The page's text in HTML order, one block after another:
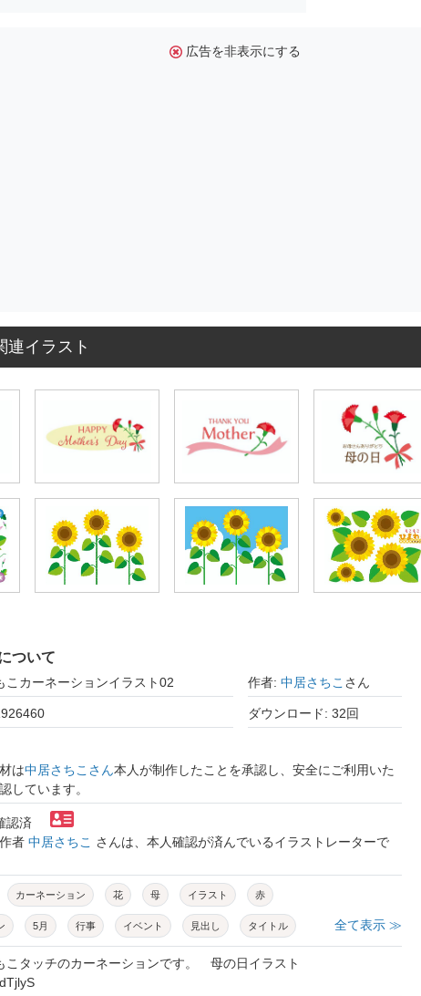
広告を非表示にする
連イラスト
ついて
こカーネーションイラスト02 作者: 中居さちこ さん
ダウンロード: 32回
は中居さちこさん本人が制作したことを承認し、安全にご利用いた
しています。
認済
者 中居さちこ さんは、本人確認が済んでいるイラストレーターで
カーネーション 花 母 イラスト 赤
5月 行事 イベント 見出し タイトル
かわいい ベクター ワンポイント アクセント
ギフトカード
全て表示 ≫
こタッチのカーネーションです。 母の日イラスト